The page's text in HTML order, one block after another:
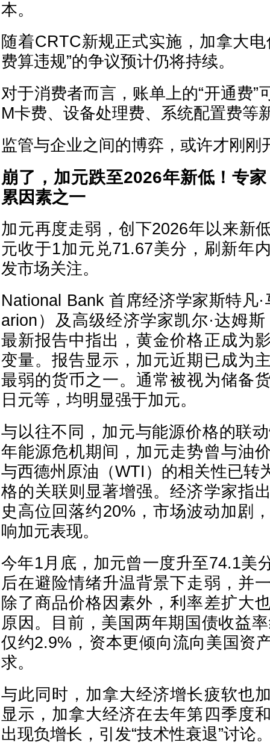
本。
随着CRTC新规正式实施，加拿大
费算违规”的争议预计仍将持续。
对于消费者而言，账单上的“开通费”
M卡费、设备处理费、系统配置费等
监管与企业之间的博弈，或许才刚刚
崩了，加元跌至2026年新低！专
累因素之一
加元再度走弱，创下2026年以来新
元收于1加元兑71.67美分，刷新年
发市场关注。
National Bank 首席经济学家斯特凡
arion）及高级经济学家凯尔·达姆
最新报告中指出，黄金价格正成为
变量。报告显示，加元近期已成为
最弱的货币之一。通常被视为储备
日元等，均明显强于加元。
与以往不同，加元与能源价格的联
年能源危机期间，加元走势曾与油
与西德州原油（WTI）的相关性已转
格的关联则显著增强。经济学家指
史高位回落约20%，市场波动加剧
响加元表现。
今年1月底，加元曾一度升至74.1美
后在避险情绪升温背景下走弱，并
除了商品价格因素外，利率差扩大
原因。目前，美国两年期国债收益
仅约2.9%，资本更倾向流向美国资
求。
与此同时，加拿大经济增长疲软也
显示，加拿大经济在去年第四季度
出现负增长，引发“技术性衰退”讨论